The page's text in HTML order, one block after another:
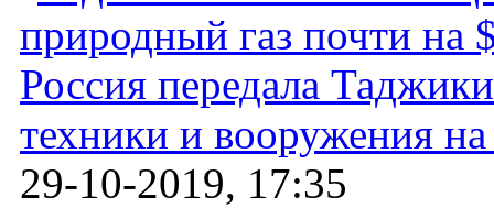
Россия передала
техники и вооружения
29-10-2019, 17:35